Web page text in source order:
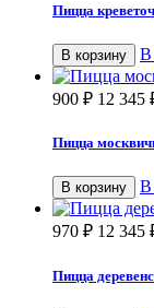
Пицца
В корзину В
900 ₽ 12 345
Пицца
В корзину В
970 ₽ 12 345
Пицца